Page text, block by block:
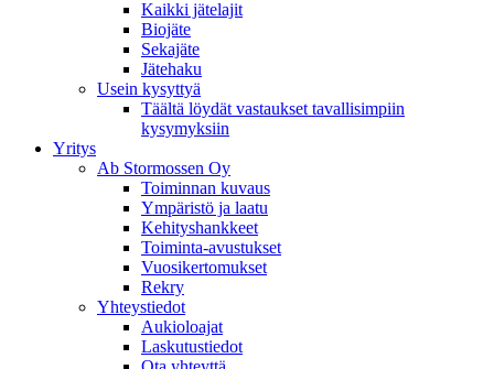
Kaikki jätelajit
Biojäte
Sekajäte
Jätehaku
Usein kysyttyä
Täältä löydät vastaukset tavallisimpiin
kysymyksiin
Yritys
Ab Stormossen Oy
Toiminnan kuvaus
Ympäristö ja laatu
Kehityshankkeet
Toiminta-avustukset
Vuosikertomukset
Rekry
Yhteystiedot
Aukioloajat
Laskutustiedot